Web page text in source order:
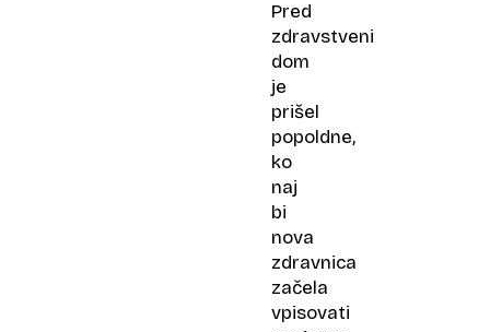
Pred
zdravstveni
dom
je
prišel
popoldne,
ko
naj
bi
nova
zdravnica
začela
vpisovati